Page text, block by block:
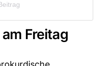
Freitag